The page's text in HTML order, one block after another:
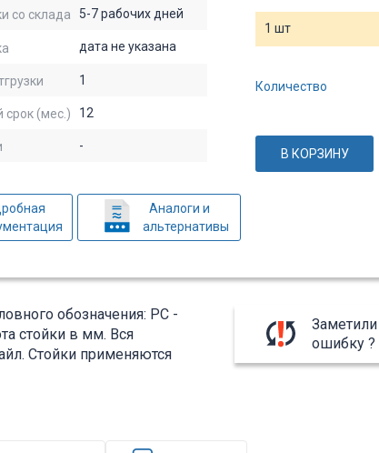
со склада 5-7 рабочих дней
дата не указана
1
срок (мес.) 12
-
Аналоги и
альтернативы
1 шт
Количество
В КОРЗИНУ
обозначения: PC -
стойки в мм. Вся
Стойки применяются
Заметили
ошибку ?